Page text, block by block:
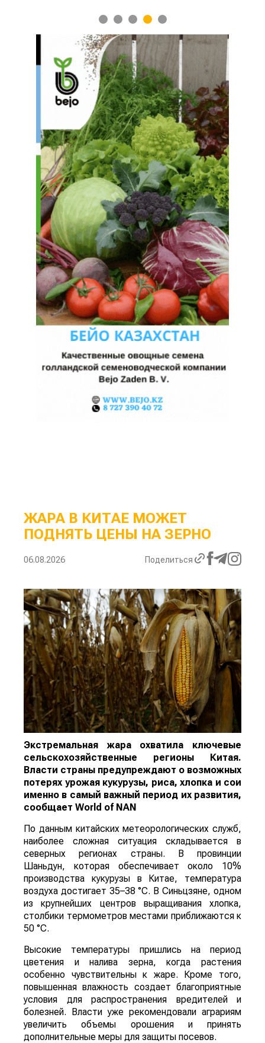
1 2 3 4 5
ЖАРА В КИТАЕ МОЖЕТ
ПОДНЯТЬ ЦЕНЫ НА ЗЕРНО
06.08.2026 Поделиться
Экстремальная жара охватила ключевые
сельскохозяйственные регионы Китая.
Власти страны предупреждают о возможных
потерях урожая кукурузы, риса, хлопка и сои
именно в самый важный период их развития,
сообщает World of NAN
По данным китайских метеорологических служб,
наиболее сложная ситуация складывается в
северных регионах страны. В провинции
Шаньдун, которая обеспечивает около 10%
производства кукурузы в Китае, температура
воздуха достигает 35–38 °C. В Синьцзяне, одном
из крупнейших центров выращивания хлопка,
столбики термометров местами приближаются к
50 °C.
Высокие температуры пришлись на период
цветения и налива зерна, когда растения
особенно чувствительны к жаре. Кроме того,
повышенная влажность создает благоприятные
условия для распространения вредителей и
болезней. Власти уже рекомендовали аграриям
увеличить объемы орошения и принять
дополнительные меры для защиты посевов.